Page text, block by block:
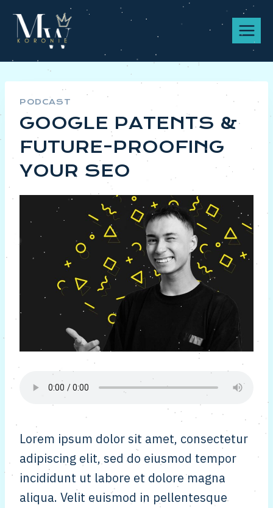
treści
PODCAST
GOOGLE PATENTS &
FUTURE-PROOFING
YOUR SEO
Lorem ipsum dolor sit amet, consectetur
adipiscing elit, sed do eiusmod tempor
incididunt ut labore et dolore magna
aliqua. Velit euismod in pellentesque